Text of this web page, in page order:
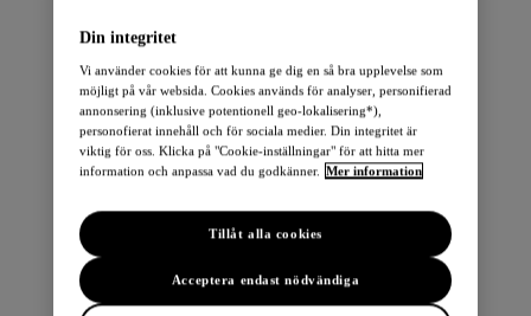
LEAF
ARIYA
Townstar Skåp EV
e-NV200 Skåp
TRANSPORTBILAR
Din integritet
Vi använder cookies för att kunna ge dig en så bra upplevelse som
möjligt på vår websida. Cookies används för analyser, personifierad
annonsering (inklusive potentionell geo-lokalisering*),
personofierat innehåll och för sociala medier. Din integritet är
viktig för oss. Klicka på "Cookie-inställningar" för att hitta mer
information och anpassa vad du godkänner. Mer information
Acceptera endast nödvändiga
Tillåt alla cookies